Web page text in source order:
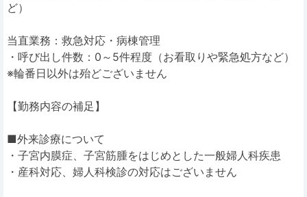
ど）
当直業務：救急対応・病棟管理
・呼び出し件数：0～5件程度（お看取りや緊急処方など）
※輪番日以外は殆どございません
【勤務内容の補足】
■外来診療について
・子宮内膜症、子宮筋腫をはじめとした一般婦人科疾患
・産科対応、婦人科検診の対応はございません